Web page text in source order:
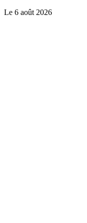
Le 6 août 2026